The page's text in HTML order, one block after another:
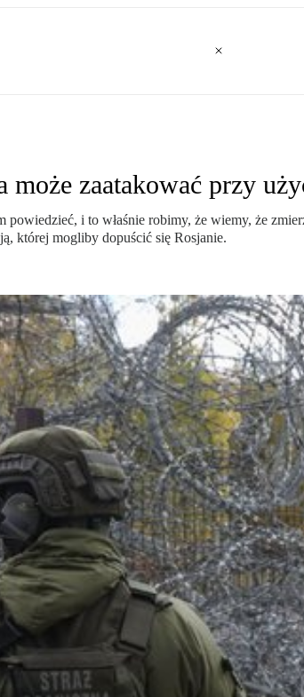
może zaatakować przy
i to właśnie robimy, że wiemy, że
której mogliby dopuścić się Rosjanie.